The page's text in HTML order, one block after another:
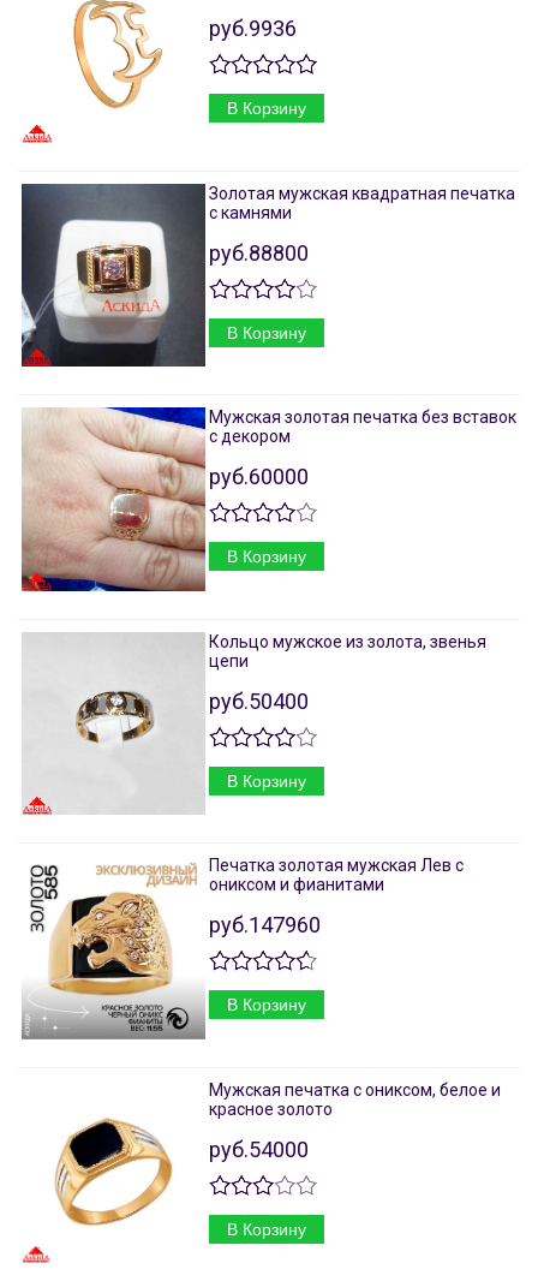
руб.9936
В Корзину
Золотая мужская квадратная печатка
с камнями
руб.88800
В Корзину
Мужская золотая печатка без вставок
с декором
руб.60000
В Корзину
Кольцо мужское из золота, звенья
цепи
руб.50400
В Корзину
Печатка золотая мужская Лев с
ониксом и фианитами
руб.147960
В Корзину
Мужская печатка с ониксом, белое и
красное золото
руб.54000
В Корзину